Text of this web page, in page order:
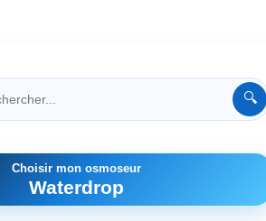
🔍
Choisir mon osmoseur
Waterdrop